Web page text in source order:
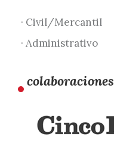
· Civil/Mercantil
· Administrativo
colaboraciones